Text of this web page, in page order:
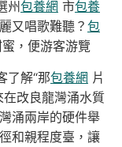
州包養網 市包養
又唱歌難聽？ 包
，便游客游覽
了解“那包養網 片
改良龍灣涌水質
涌兩岸的硬件舉
和親程度臺，讓